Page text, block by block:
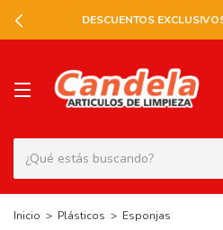
SEGUINOS EN
Inicio > Plásticos > Esponjas